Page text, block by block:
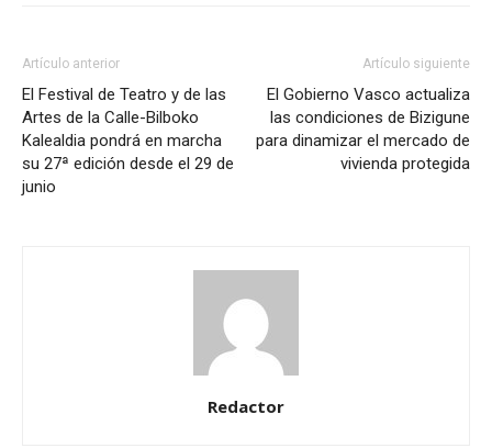
Artículo anterior
El Festival de Teatro y de las
Artes de la Calle-Bilboko
Kalealdia pondrá en marcha
su 27ª edición desde el 29 de
junio
Artículo siguiente
El Gobierno Vasco actualiza
las condiciones de Bizigune
para dinamizar el mercado de
vivienda protegida
Redactor